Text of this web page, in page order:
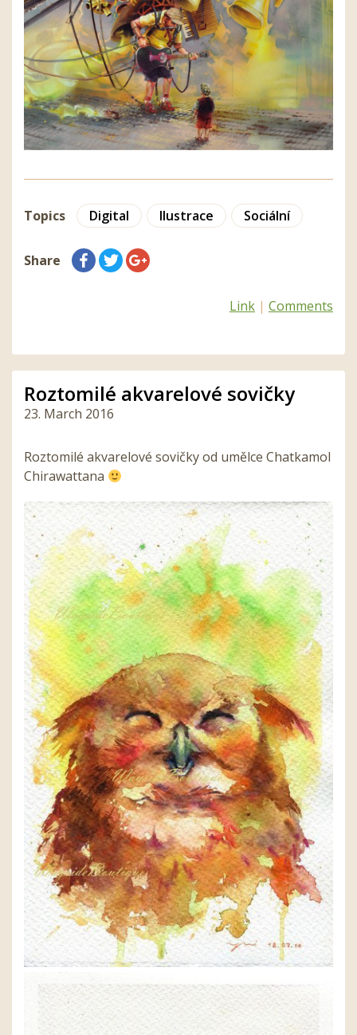
Topics Digital Ilustrace Sociální
Share
Link | Comments
Roztomilé akvarelové sovičky
23. March 2016
Roztomilé akvarelové sovičky od umělce Chatkamol
Chirawattana